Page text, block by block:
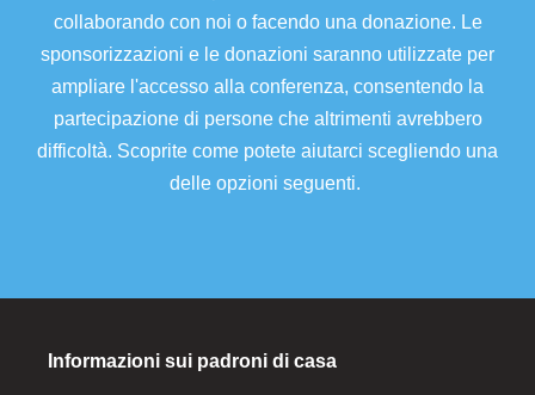
collaborando con noi o facendo una donazione. Le
sponsorizzazioni e le donazioni saranno utilizzate per
ampliare l'accesso alla conferenza, consentendo la
partecipazione di persone che altrimenti avrebbero
difficoltà. Scoprite come potete aiutarci scegliendo una
delle opzioni seguenti.
Informazioni sui padroni di casa